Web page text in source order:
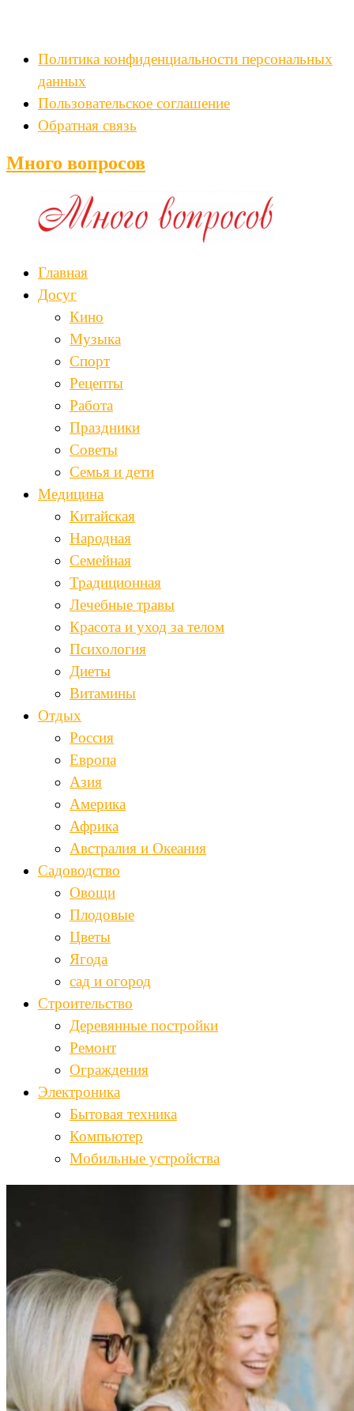
Политика конфиденциальности персональных
данных
Пользовательское соглашение
Обратная связь
Много вопросов
Главная
Досуг
Кино
Музыка
Спорт
Рецепты
Работа
Праздники
Советы
Семья и дети
Медицина
Китайская
Народная
Семейная
Традиционная
Лечебные травы
Красота и уход за телом
Психология
Диеты
Витамины
Отдых
Россия
Европа
Азия
Америка
Африка
Австралия и Океания
Садоводство
Овощи
Плодовые
Цветы
Ягода
сад и огород
Строительство
Деревянные постройки
Ремонт
Ограждения
Электроника
Бытовая техника
Компьютер
Мобильные устройства